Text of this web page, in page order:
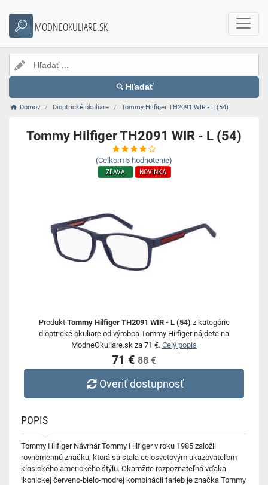
MODNEOKULIARE.SK
Hľadať
Domov Dioptrické okuliare Tommy Hilfiger TH2091 WIR - L (54)
Tommy Hilfiger TH2091 WIR - L (54)
(Celkom 5 hodnotenie)
ZĽAVA NOVINKA
Produkt Tommy Hilfiger TH2091 WIR - L (54) z kategórie
dioptrické okuliare od výrobca Tommy Hilfiger nájdete na
ModneOkuliare.sk za 71 €. Celý popis
71 € 88 €
Overiť dostupnosť
POPIS
Tommy Hilfiger Návrhár Tommy Hilfiger v roku 1985 založil
rovnomennú značku, ktorá sa stala celosvetovým ukazovateľom
klasického amerického štýlu. Okamžite rozpoznateľná vďaka
ikonickej červeno-bielo-modrej kombinácii farieb je značka Tommy